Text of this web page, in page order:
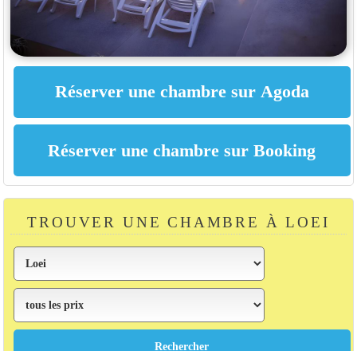
TROUVER UNE CHAMBRE À LOEI